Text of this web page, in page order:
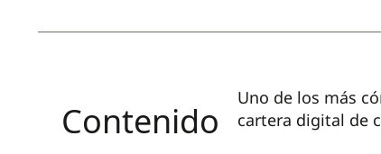
Contenido
Uno de los más
cartera digital de